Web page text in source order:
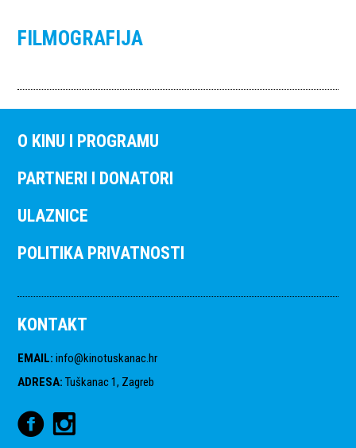
FILMOGRAFIJA
O KINU I PROGRAMU
PARTNERI I DONATORI
ULAZNICE
POLITIKA PRIVATNOSTI
KONTAKT
EMAIL: info@kinotuskanac.hr
ADRESA: Tuškanac 1, Zagreb